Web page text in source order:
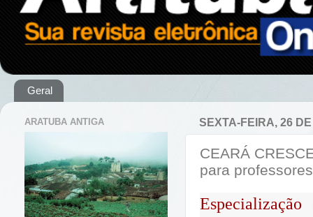
Geral
SEXTA-FEIRA, 26
CEARÁ
para professores
ARATUBA ANTIGA